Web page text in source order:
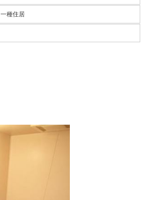
一種住居